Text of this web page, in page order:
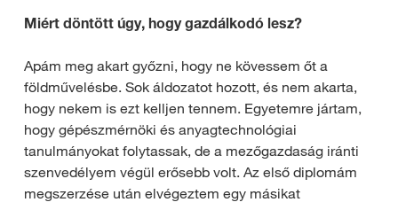
Miért döntött úgy, hogy gazdálkodó lesz?
Apám meg akart győzni, hogy ne kövessem őt a
földművelésbe. Sok áldozatot hozott, és nem akarta,
hogy nekem is ezt kelljen tennem. Egyetemre jártam,
hogy gépészmérnöki és anyagtechnológiai
tanulmányokat folytassak, de a mezőgazdaság iránti
szenvedélyem végül erősebb volt. Az első diplomám
megszerzése után elvégeztem egy másikat